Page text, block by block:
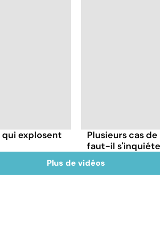
explosent
Plusieurs cas
faut-il
Plus de vidéos